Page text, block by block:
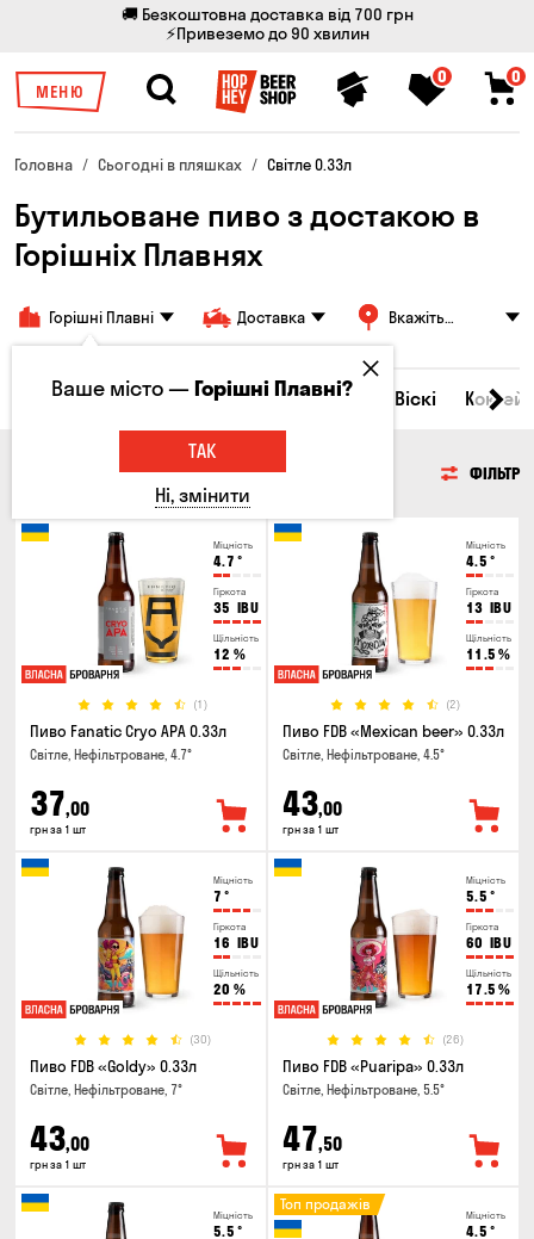
🚚 Безкоштовна доставка від 700 грн
⚡Привеземо до 90 хвилин
МЕНЮ
0 0
Головна Сьогодні в пляшках Світле 0.33л
Бутильоване пиво з достакою в
Горішніх Плавнях
Горішні Плавні Доставка
Вкажіть
Всі товари Пиво Сидр Вино Віскі
ФІЛЬТР
Міцність
4.7 °
Гіркота
35 IBU
Щільність
12 %
(1)
Пиво Fanatic Cryo APA 0.33л
Світле, Нефільтроване, 4.7°
37,00
грн за 1 шт
Міцність
4.5 °
Гіркота
13 IBU
Щільність
11.5 %
(2)
Пиво FDB «Mexican beer» 0.33л
Світле, Нефільтроване, 4.5°
43,00
грн за 1 шт
Міцність
7 °
Гіркота
16 IBU
Щільність
20 %
(30)
Пиво FDB «Goldy» 0.33л
Світле, Нефільтроване, 7°
43,00
грн за 1 шт
Міцність
5.5 °
Гіркота
60 IBU
Щільність
17.5 %
(26)
Пиво FDB «Puaripa» 0.33л
Світле, Нефільтроване, 5.5°
47,50
грн за 1 шт
Міцність
5.5 °
Міцність
4.5 °
Топ продажів
Ваше місто —Горішні Плавні?
ТАК
Ні, змінити